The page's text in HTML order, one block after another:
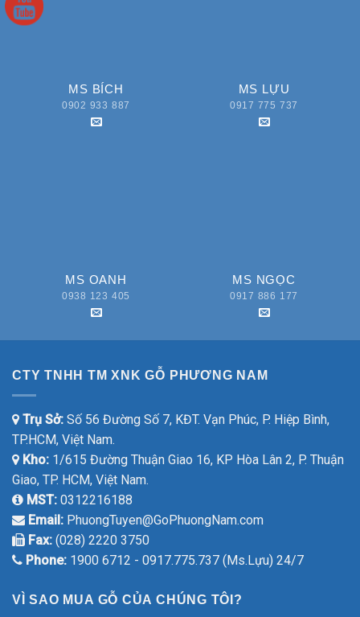
MS BÍCH
0902 933 887
MS LỰU
0917 775 737
MS OANH
0938 123 405
MS NGỌC
0917 886 177
CTY TNHH TM XNK GỖ PHƯƠNG NAM
Trụ Sở: Số 56 Đường Số 7, KĐT. Vạn Phúc, P. Hiệp Bình,
TP.HCM, Việt Nam.
Kho: 1/615 Đường Thuận Giao 16, KP Hòa Lân 2, P. Thuận
Giao, TP. HCM, Việt Nam.
MST: 0312216188
Email: PhuongTuyen@GoPhuongNam.com
Fax: (028) 2220 3750
Phone: 1900 6712 - 0917.775.737 (Ms.Lựu) 24/7
VÌ SAO MUA GỖ CỦA CHÚNG TÔI?